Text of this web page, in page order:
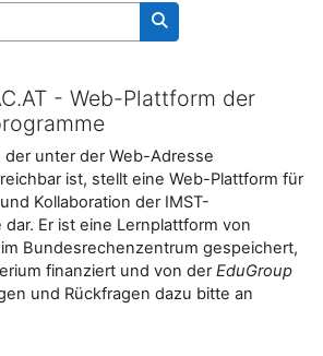
Kurse suchen
- Web-Plattform der
der unter der Web-Adresse
ist, stellt eine Web-Plattform für
Kollaboration der IMST-
Er ist eine Lernplattform von
Bundesrechenzentrum gespeichert,
finanziert und von derEduGroup
und Rückfragen dazu bitte an